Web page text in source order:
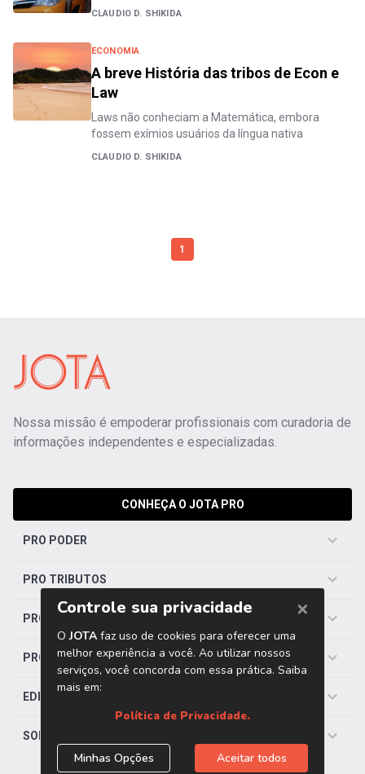
CLAUDIO D. SHIKIDA
ECONOMIA
A breve História das tribos de Econ e
Law
Laws não conheciam a Matemática, embora
fossem exímios usuários da língua nativa
CLAUDIO D. SHIKIDA
1
Nossa missão é empoderar profissionais com curadoria de
informações independentes e especializadas.
CONHEÇA O JOTA PRO
PRO PODER
PRO TRIBUTOS
PRO TRABALHISTA
PRO SAÚDE
EDITORIAS
SOBRE O JOTA